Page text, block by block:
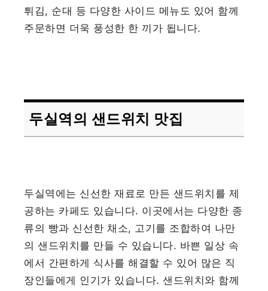
튀김, 순대 등 다양한 사이드 메뉴도 있어 함께
주문하면 더욱 풍성한 한 끼가 됩니다.
두실역의 샌드위치 맛집
두실역에는 신선한 재료로 만든 샌드위치를 제
공하는 카페도 있습니다. 이곳에서는 다양한 종
류의 빵과 신선한 채소, 고기를 조합하여 나만
의 샌드위치를 만들 수 있습니다. 바쁜 일상 속
에서 간편하게 식사를 해결할 수 있어 많은 직
장인들에게 인기가 있습니다. 샌드위치와 함께